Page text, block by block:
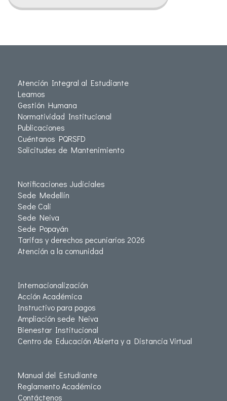
Atención Integral al Estudiante
Leamos
Gestión Humana
Normatividad Institucional
Publicaciones
Cuéntanos PQRSFD
Solicitudes de Mantenimiento
Notificaciones Judiciales
Sede Medellín
Sede Cali
Sede Neiva
Sede Popayán
Tarifas y derechos pecuniarios 2026
Atención a la comunidad
Internacionalización
Acción Académica
Instructivo para pagos
Ampliación sede Neiva
Bienestar Institucional
Centro de Educación Abierta y a Distancia Virtual
Manual del Estudiante
Reglamento Académico
Contáctenos